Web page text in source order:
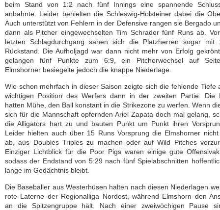
beim Stand von 1:2 nach fünf Innings eine spannende
anbahnte. Leider behielten die Schleswig-Holsteiner dabei die
Auch unterstützt von Fehlern in der Defensive rangen sie Bergado
dann als Pitcher eingewechselten Tim Schrader fünf Runs ab.
letzten Schlagdurchgang sahen sich die Platzherren sogar mit
Rückstand. Die Aufholjagd war dann nicht mehr von Erfolg
gelangen fünf Punkte zum 6:9, ein Pitcherwechsel auf
Elmshorner besiegelte jedoch die knappe Niederlage.
Wie schon mehrfach in dieser Saison zeigte sich die fehlende Tiefe
wichtigen Position des Werfers dann in der zweiten Partie: Die
hatten Mühe, den Ball konstant in die Strikezone zu werfen. Wenn
sich für die Mannschaft opfernden Ariel Zapata doch mal gelang,
die Alligators hart zu und bauten Punkt um Punkt ihren
Leider hielten auch über 15 Runs Vorsprung die Elmshorner
ab, aus Doubles Triples zu machen oder auf Wild Pitches
Einziger Lichtblick für die Poor Pigs waren einige gute
sodass der Endstand von 5:29 nach fünf Spielabschnitten
lange im Gedächtnis bleibt.
Die Baseballer aus Westerhüsen halten nach diesen Niederlagen
rote Laterne der Regionalliga Nordost, während Elmshorn den
an die Spitzengruppe hält. Nach einer zweiwöchigen Pause